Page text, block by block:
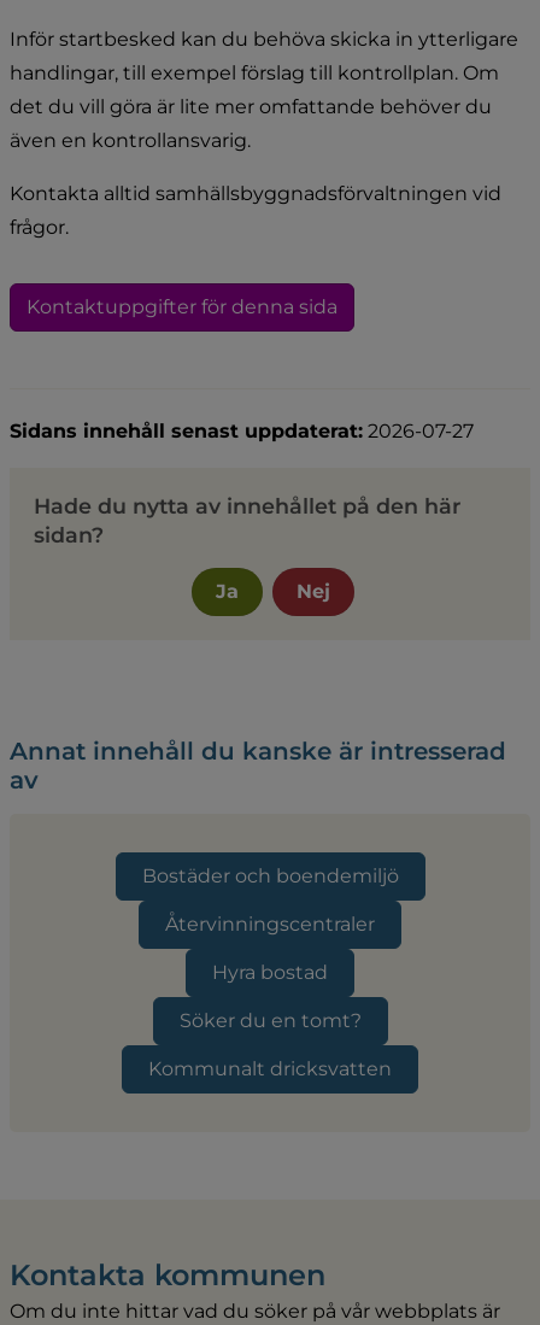
Inför startbesked kan du behöva skicka in ytterligare
handlingar, till exempel förslag till kontrollplan. Om
det du vill göra är lite mer omfattande behöver du
även en kontrollansvarig.
Kontakta alltid samhällsbyggnadsförvaltningen vid
frågor.
Kontaktuppgifter för denna sida
Sidans innehåll senast uppdaterat: 2026-07-27
Hade du nytta av innehållet på den här
sidan?
Ja Nej
Annat innehåll du kanske är intresserad
av
Bostäder och boendemiljö
Återvinningscentraler
Hyra bostad
Söker du en tomt?
Kommunalt dricksvatten
Kontakta kommunen
Om du inte hittar vad du söker på vår webbplats är